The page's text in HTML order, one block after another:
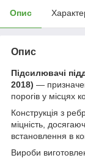
Опис
Опис
Підсилювачі
2018) —
порогів у місцях
Конструкція з
міцність,
встановлення в
Вироби